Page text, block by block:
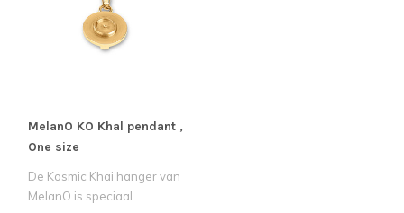
MelanO KO Khal pendant ,
One size
De Kosmic Khai hanger van
MelanO is speciaal